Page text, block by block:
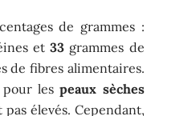
de grammes :
et33 grammes de
de fibres alimentaires.
pour lespeaux sèches
élevés. Cependant,